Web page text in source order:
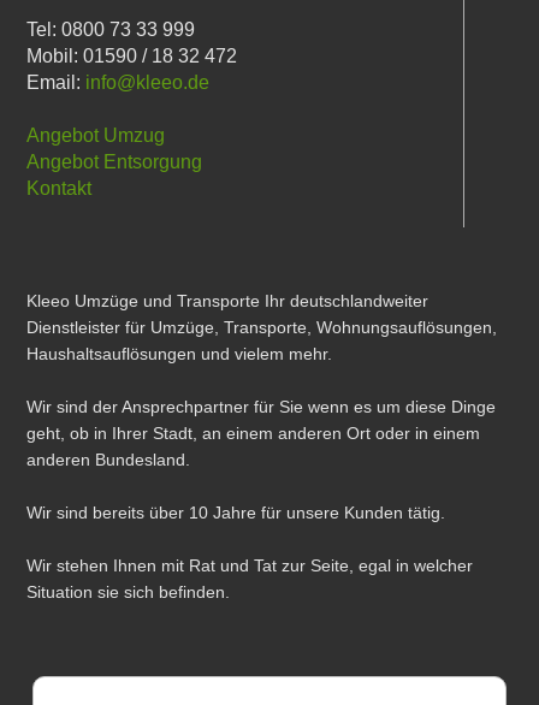
Tel: 0800 73 33 999
Mobil: 01590 / 18 32 472
Email: info@kleeo.de
Angebot Umzug
Angebot Entsorgung
Kontakt
Kleeo Umzüge und Transporte Ihr deutschlandweiter
Dienstleister für Umzüge, Transporte, Wohnungsauflösungen,
Haushaltsauflösungen und vielem mehr.
Wir sind der Ansprechpartner für Sie wenn es um diese Dinge
geht, ob in Ihrer Stadt, an einem anderen Ort oder in einem
anderen Bundesland.
Wir sind bereits über 10 Jahre für unsere Kunden tätig.
Wir stehen Ihnen mit Rat und Tat zur Seite, egal in welcher
Situation sie sich befinden.